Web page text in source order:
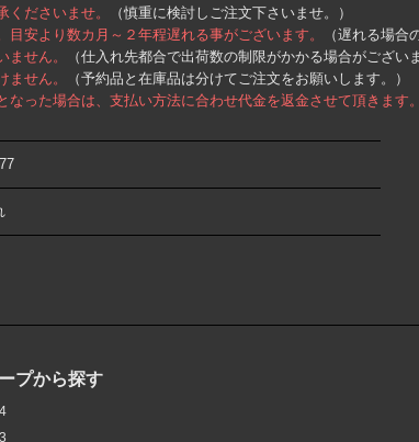
ださいませ。
（慎重に検討しご注文下さいませ。）
安より数カ月～２年程遅れる事がございます。
（遅れる場合
せん。
（仕入れ先都合で出荷数の制限がかかる場合がござい
せん。
（予約品と在庫品は分けてご注文をお願いします。）
った場合は、支払い方法に合わせ代金を返金させて頂きます。
プから探す